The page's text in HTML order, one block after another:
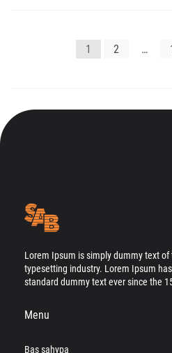
1 2 …
Lorem Ipsum is simply dummy text of
typesetting industry. Lorem Ipsum
standard dummy text ever since the
Menu
Baş sahypa